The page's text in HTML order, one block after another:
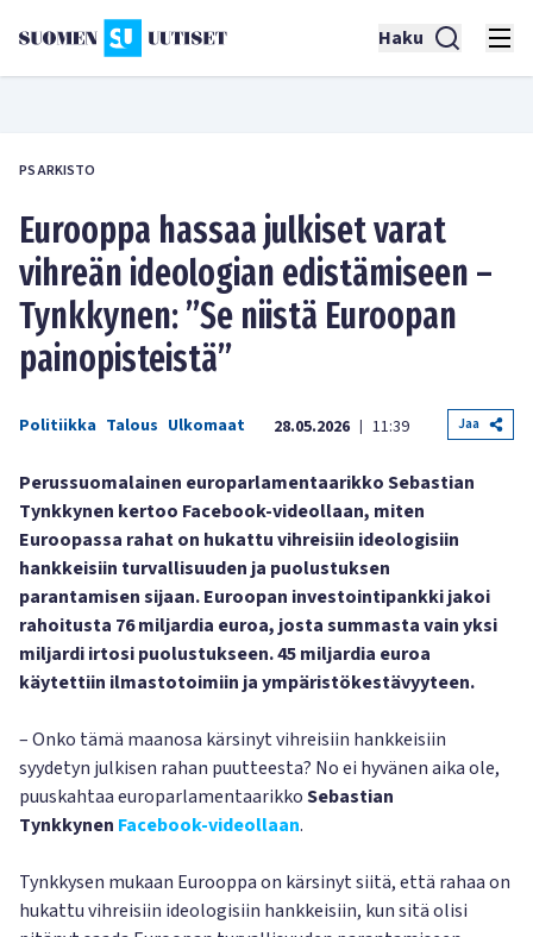
Haku
PS ARKISTO
Eurooppa hassaa julkiset varat
vihreän ideologian edistämiseen –
Tynkkynen: ”Se niistä Euroopan
painopisteistä”
Politiikka Talous Ulkomaat 28.05.2026 | 11:39 Jaa
Perussuomalainen europarlamentaarikko Sebastian
Tynkkynen kertoo Facebook-videollaan, miten
Euroopassa rahat on hukattu vihreisiin ideologisiin
hankkeisiin turvallisuuden ja puolustuksen
parantamisen sijaan. Euroopan investointipankki jakoi
rahoitusta 76 miljardia euroa, josta summasta vain yksi
miljardi irtosi puolustukseen. 45 miljardia euroa
käytettiin ilmastotoimiin ja ympäristökestävyyteen.
– Onko tämä maanosa kärsinyt vihreisiin hankkeisiin
syydetyn julkisen rahan puutteesta? No ei hyvänen aika ole,
puuskahtaa europarlamentaarikkoSebastian
Tynkkynen Facebook-videollaan.
Tynkkysen mukaan Eurooppa on kärsinyt siitä, että rahaa on
hukattu vihreisiin ideologisiin hankkeisiin, kun sitä olisi